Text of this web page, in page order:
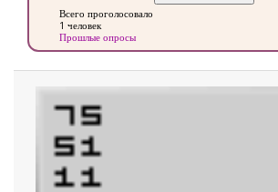
Всего проголосовало
1 человек
Прошлые опросы